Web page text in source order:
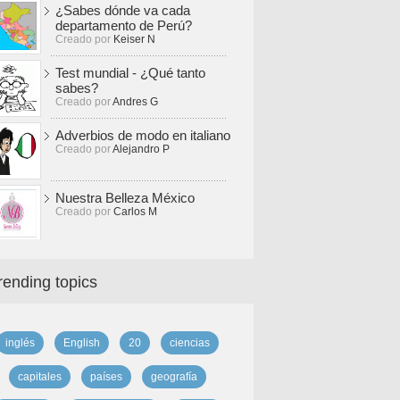
¿Sabes dónde va cada
departamento de Perú?
Creado por Keiser N
Test mundial - ¿Qué tanto
sabes?
Creado porAndres G
Adverbios de modo en italiano
Creado porAlejandro P
Nuestra Belleza México
Creado por Carlos M
topics
inglés English 20 ciencias
capitales países geografía